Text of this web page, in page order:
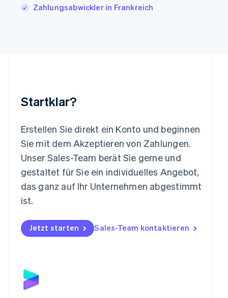
Zahlungsabwickler in Frankreich
Startklar?
Erstellen Sie direkt ein Konto und beginnen
Sie mit dem Akzeptieren von Zahlungen.
Unser Sales-Team berät Sie gerne und
gestaltet für Sie ein individuelles Angebot,
das ganz auf Ihr Unternehmen abgestimmt
ist.
Jetzt starten Sales-Team kontaktieren
Liechtenstein
English
Español English
Neuseeland
English
Niederlande
Norwegen
English
Polen
English
Portugal
Schweden